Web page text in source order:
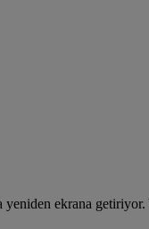
yeniden ekrana